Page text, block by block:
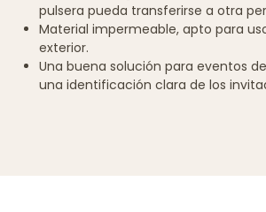
pulsera pueda transferirse a otra
Material impermeable, apto para
exterior.
Una buena solución para eventos
una identificación clara de los